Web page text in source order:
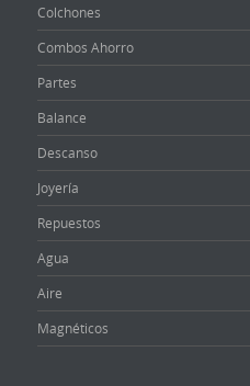
Colchones
Combos Ahorro
Partes
Balance
Descanso
Joyería
Repuestos
Agua
Aire
Magnéticos